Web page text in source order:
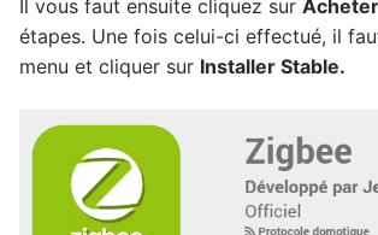
Il vous faut ensuite cliquez sur Acheter
étapes. Une fois celui-ci effectué, il
menu et cliquer sur Installer Stable.